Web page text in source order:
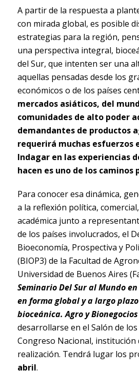
A partir de la respuesta a
con mirada global, es posible
estrategias para la región,
una perspectiva integral,
del Sur, que intenten ser una
aquellas pensadas desde los
económicos o de los países
mercados asiáticos, del
comunidades de alto poder
demandantes de productos
requerirá muchas esfuerzos
Indagar en las experiencias
hacen es uno de los caminos
Para conocer esa dinámica,
a la reflexión política,
académica junto a
de los países involucrados, el
Bioeconomía, Prospectiva y
(BIOP3) de la Facultad de
Universidad de Buenos Aires
Seminario Del Sur al Mundo
en forma global y a largo
bioceánica. Agro y
desarrollarse en el Salón de
Congreso Nacional, institución
realización. Tendrá lugar los
abril.